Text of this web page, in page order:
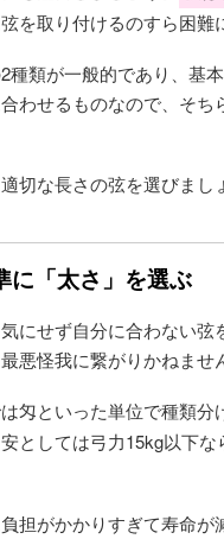
を取り付けるのすら困難
類が一般的であり、基
わせるものなので、そ
切な長さの弦を選びまし
に「太さ」を選ぶ
にせず自分に合わない
悪怪我に繋がりかねませ
匁といった単位で種類分
としては弓力15kg以下
担がかかりすぎて寿命